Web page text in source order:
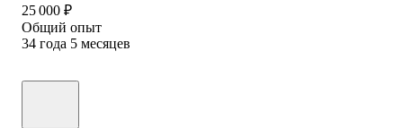
25 000 ₽
Общий опыт
34 года 5 месяцев